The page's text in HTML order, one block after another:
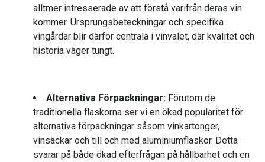
alltmer intresserade av att förstå varifrån deras vin
kommer. Ursprungsbeteckningar och specifika
vingårdar blir därför centrala i vinvalet, där kvalitet och
historia väger tungt.
Alternativa Förpackningar: Förutom de
traditionella flaskorna ser vi en ökad popularitet för
alternativa förpackningar såsom vinkartonger,
vinsäckar och till och med aluminiumflaskor. Detta
svarar på både ökad efterfrågan på hållbarhet och en